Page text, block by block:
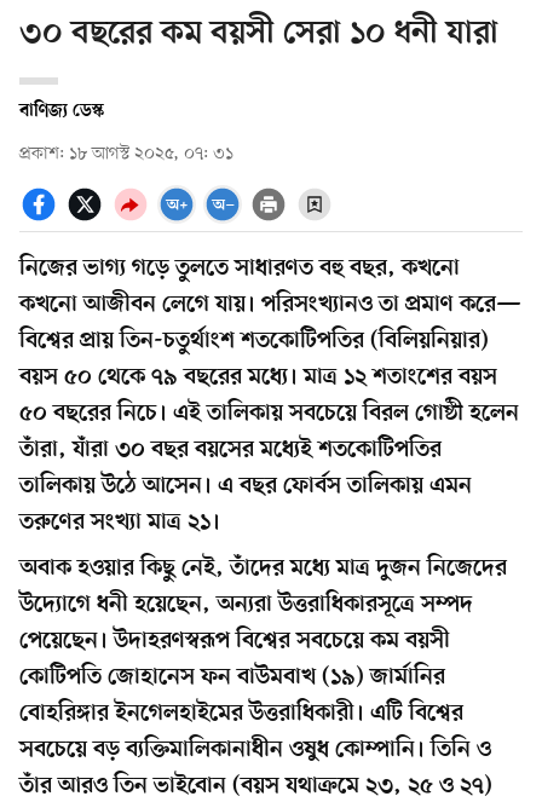
৩০ বছরের কম বয়সী সেরা ১০ ধনী যারা
বাণিজ্য ডেস্ক
প্রকাশ: ১৮ আগস্ট ২০২৫, ০৭: ৩১
নিজের ভাগ্য গড়ে তুলতে সাধারণত বহু বছর, কখনো
কখনো আজীবন লেগে যায়। পরিসংখ্যানও তা প্রমাণ করে—
বিশ্বের প্রায় তিন-চতুর্থাংশ শতকোটিপতির (বিলিয়নিয়ার)
বয়স ৫০ থেকে ৭৯ বছরের মধ্যে। মাত্র ১২ শতাংশের বয়স
৫০ বছরের নিচে। এই তালিকায় সবচেয়ে বিরল গোষ্ঠী হলেন
তাঁরা, যাঁরা ৩০ বছর বয়সের মধ্যেই শতকোটিপতির
তালিকায় উঠে আসেন। এ বছর ফোর্বস তালিকায় এমন
তরুণের সংখ্যা মাত্র ২১।
অবাক হওয়ার কিছু নেই, তাঁদের মধ্যে মাত্র দুজন নিজেদের
উদ্যোগে ধনী হয়েছেন, অন্যরা উত্তরাধিকারসূত্রে সম্পদ
পেয়েছেন। উদাহরণস্বরূপ বিশ্বের সবচেয়ে কম বয়সী
কোটিপতি জোহানেস ফন বাউমবাখ (১৯) জার্মানির
বোহরিঙ্গার ইনগেলহাইমের উত্তরাধিকারী। এটি বিশ্বের
সবচেয়ে বড় ব্যক্তিমালিকানাধীন ওষুধ কোম্পানি। তিনি ও
তাঁর আরও তিন ভাইবোন (বয়স যথাক্রমে ২৩, ২৫ ও ২৭)